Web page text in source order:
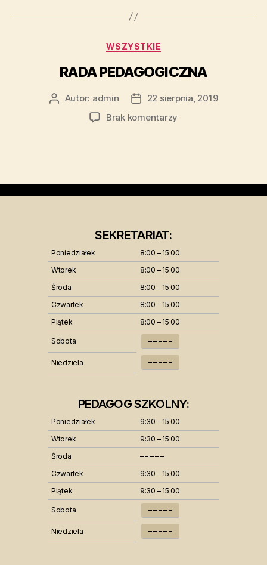
WSZYSTKIE
RADA PEDAGOGICZNA
Autor: admin
22 sierpnia, 2019
Brak komentarzy
SEKRETARIAT:
Poniedziałek
8:00 – 15:00
Wtorek
8:00 – 15:00
Środa
8:00 – 15:00
Czwartek
8:00 – 15:00
Piątek
8:00 – 15:00
Sobota – – – – –
Niedziela – – – – –
PEDAGOG SZKOLNY:
Poniedziałek
9:30 – 15:00
Wtorek
9:30 – 15:00
Środa
– – – – –
Czwartek
9:30 – 15:00
Piątek
9:30 – 15:00
Sobota – – – – –
Niedziela – – – – –